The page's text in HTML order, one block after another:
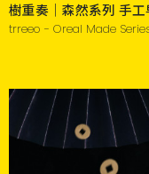
樹重奏｜森然系列 手
trreeo - Oreal Made